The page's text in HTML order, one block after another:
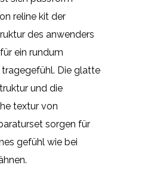
reline kit der
des anwenders
ein rundum
Die glatte
und die
textur von
sorgen für
gefühl wie bei